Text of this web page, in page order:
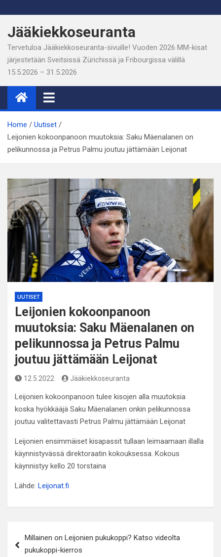
to
content
Jääkiekkoseuranta
Tervetuloa Jääkiekkoseuranta-sivuille! Vuoden 2026 MM-kisat
järjestetään Sveitsissä Zürichissä ja Fribourgissa välillä
15.5.2026 – 31.5.2026
Home
Uutiset
Leijonien kokoonpanoon muutoksia: Saku Mäenalanen on
pelikunnossa ja Petrus Palmu joutuu jättämään Leijonat
UUTISET
Leijonien kokoonpanoon
muutoksia: Saku Mäenalanen on
pelikunnossa ja Petrus Palmu
joutuu jättämään Leijonat
12.5.2022 Jääkiekkoseuranta
Leijonien kokoonpanoon tulee kisojen alla muutoksia
koska hyökkääjä Saku Mäenalanen onkin pelikunnossa
joutuu valitettavasti Petrus Palmu jättämään Leijonat
Leijonien ensimmäiset kisapassit tullaan leimaamaan illalla
käynnistyvässä direktoraatin kokouksessa. Kokous
käynnistyy kello 20 torstaina
Lähde: Leijonat.fi
selaus
Millainen on Leijonien pukukoppi? Katso videolta
pukukoppi-kierros